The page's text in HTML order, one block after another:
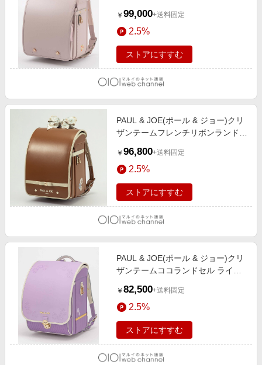
￥ 99,000+送料固定
2.5%
ストアにすすむ
PAUL & JOE(ポール & ジョー)クリ
ザンテームフレンチリボンランドセ
￥ 96,800+送料固定
2.5%
ストアにすすむ
PAUL & JOE(ポール & ジョー)クリ
ザンテームココランドセル ライラ
￥ 82,500+送料固定
2.5%
ストアにすすむ